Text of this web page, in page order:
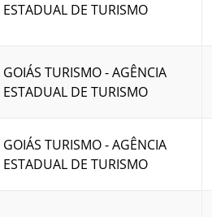
ESTADUAL DE TURISMO
GOIÁS TURISMO - AGÊNCIA
ESTADUAL DE TURISMO
GOIÁS TURISMO - AGÊNCIA
ESTADUAL DE TURISMO